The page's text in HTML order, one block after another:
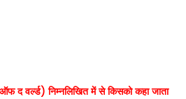
द वर्ल्ड) निम्नलिखित में से किसको कहा जाता